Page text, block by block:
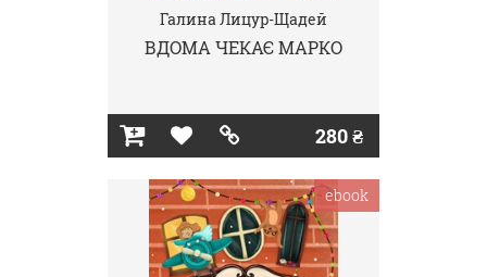
Галина Лицур-Щадей
ВДОМА ЧЕКАЄ МАРКО
280 ₴
ebook